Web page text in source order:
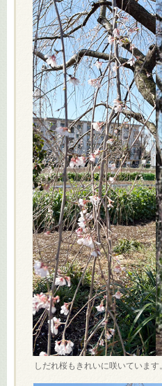
しだれ桜もきれいに咲いています